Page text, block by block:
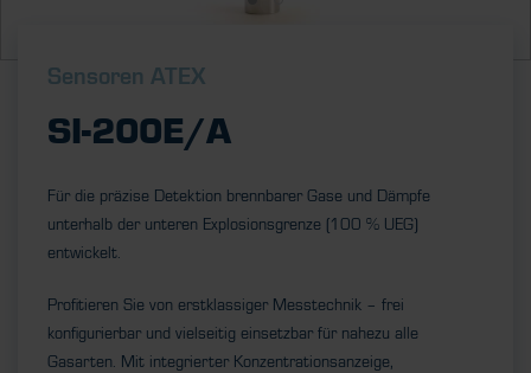
Sensoren ATEX
SI-200E/A
Für die präzise Detektion brennbarer Gase und Dämpfe
unterhalb der unteren Explosionsgrenze (100 % UEG)
entwickelt.
Profitieren Sie von erstklassiger Messtechnik – frei
konfigurierbar und vielseitig einsetzbar für nahezu alle
Gasarten. Mit integrierter Konzentrationsanzeige,